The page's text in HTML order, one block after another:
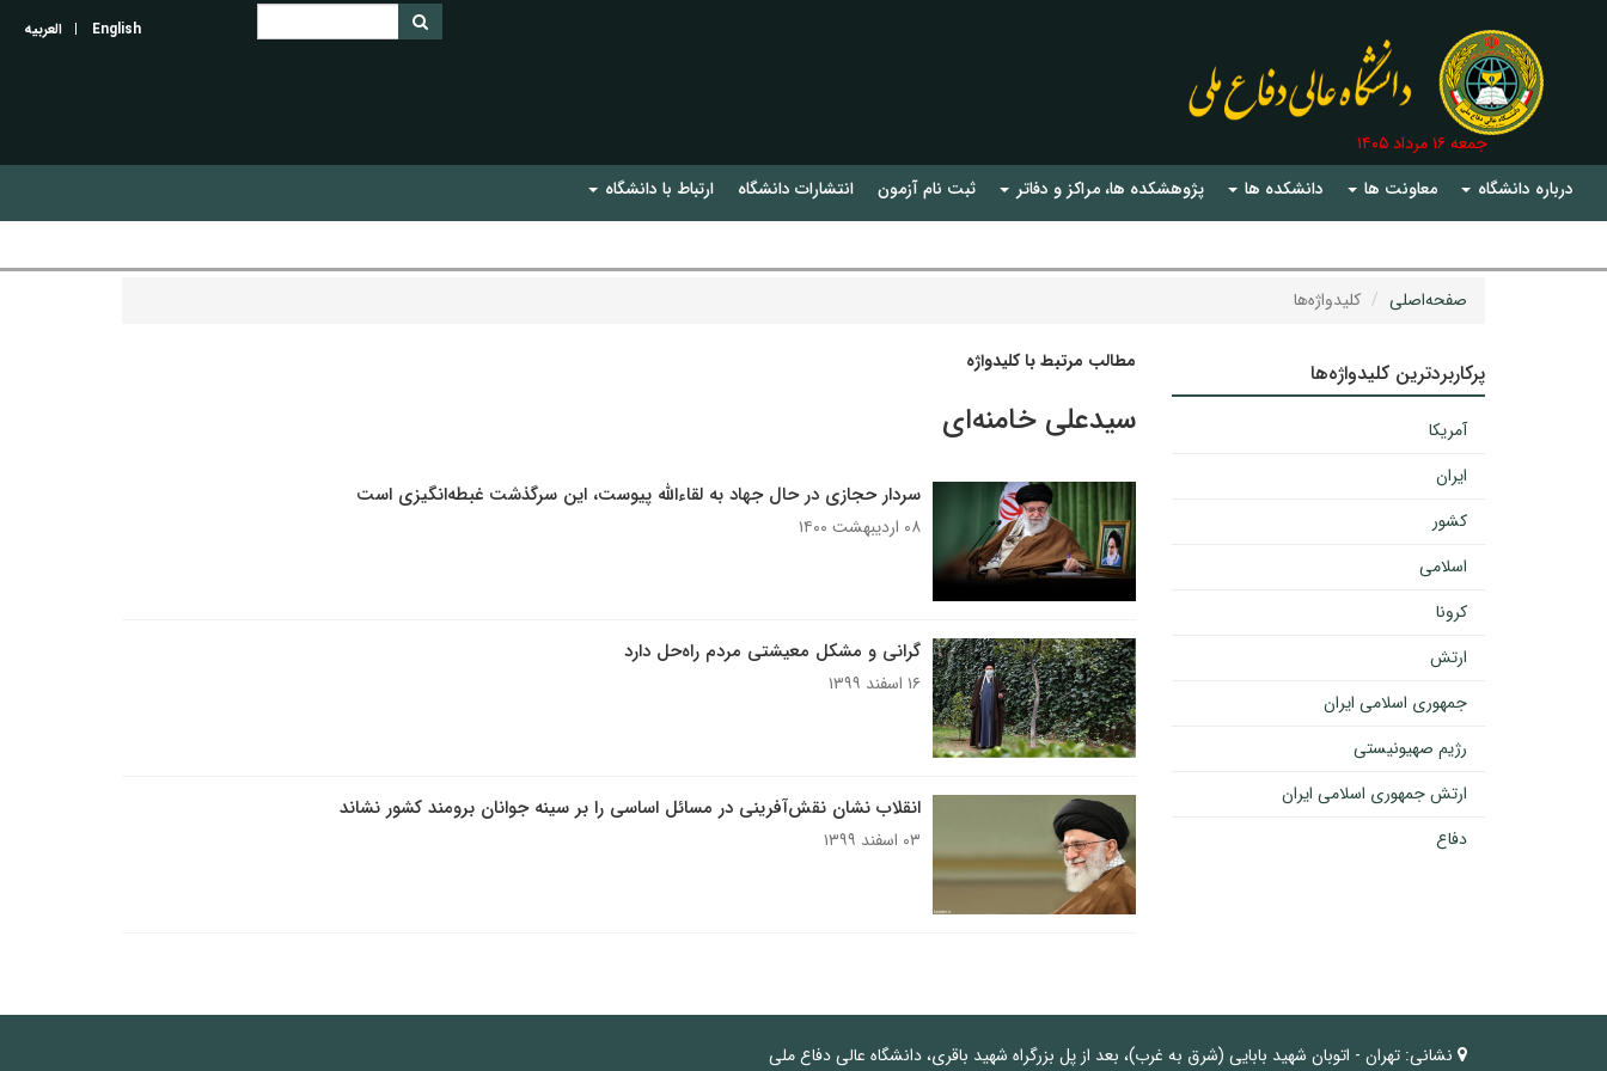
English العربیه
درباره دانشگاه معاونت ها دانشکده ها پژوهشکده ها، مراکز و دفاتر ثبت نام آزمون انتشارات دانشگاه ارتباط با دانشگاه
جمعه ۱۶ مرداد ۱۴۰۵
صفحه‌اصلی کلیدواژه‌ها
مطالب مرتبط با کلیدواژه
سیدعلی خامنه‌ای
سردار حجازی در حال جهاد به لقاءالله پیوست، این سرگذشت غبطه‌انگیزی است
۰۸ اردیبهشت ۱۴۰۰
گرانی و مشکل معیشتی مردم راه‌حل دارد
۱۶ اسفند ۱۳۹۹
انقلاب نشان نقش‌آفرینی در مسائل اساسی را بر سینه جوانان برومند کشور نشاند
۰۳ اسفند ۱۳۹۹
پرکاربردترین کلیدواژه‌ها
آمریکا
ایران
کشور
اسلامی
کرونا
ارتش
جمهوری اسلامی ایران
رژیم صهیونیستی
ارتش جمهوری اسلامی ایران
دفاع
نشانی: تهران - اتوبان شهید بابایی (شرق به غرب)، بعد از پل بزرگراه شهید باقری، دانشگاه عالی دفاع ملی